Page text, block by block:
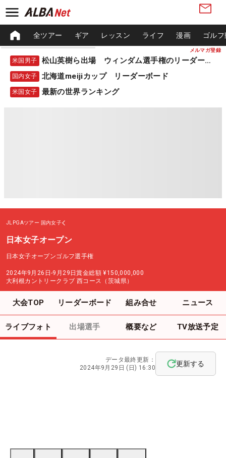
メルマガ登録
全ツアー ギア レッスン ライフ 漫画 ゴル
米国男子 松山英樹ら出場 ウィンダム選手権のリーダーボード
国内女子 北海道meijiカップ リーダーボード
米国女子 最新の世界ランキング
JLPGAツアー 国内女子
日本女子オープン
日本女子オープンゴルフ選手権
2024年9月26日-9月29日賞金総額 ¥150,000,000
大利根カントリークラブ 西コース（茨城県）
大会TOP リーダーボード 組み合せ ニュース
ライブフォト 出場選手 概要など TV放送予定
データ最終更新：
2024年9月29日 (日) 16:30
更新する